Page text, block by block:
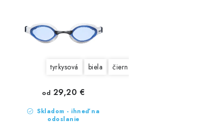
tyrkysová biela čierna
Skladom - ihneď na
odoslanie
od 29,20 €